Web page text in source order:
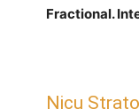
Fractional.
Nicu